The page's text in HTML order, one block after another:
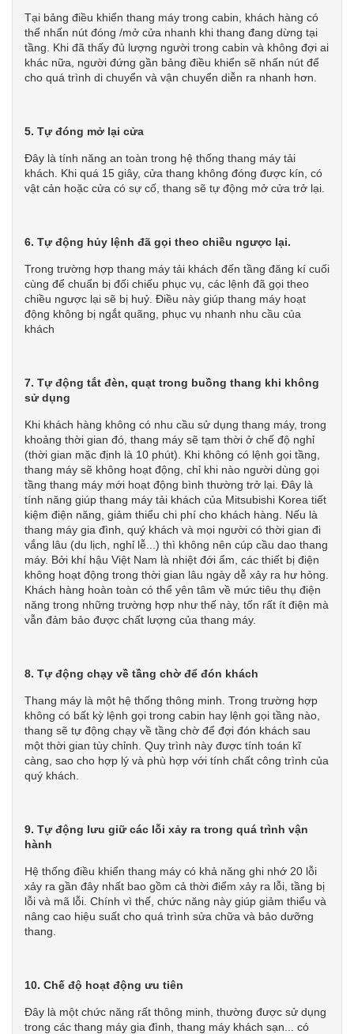
Tại bảng điều khiển thang máy trong cabin, khách hàng có
thể nhấn nút đóng /mở cửa nhanh khi thang đang dừng tại
tầng. Khi đã thấy đủ lượng người trong cabin và không đợi ai
khác nữa, người đứng gần bảng điều khiển sẽ nhấn nút để
cho quá trình di chuyển và vận chuyển diễn ra nhanh hơn.
5. Tự đóng mở lại cửa
Đây là tính năng an toàn trong hệ thống thang máy tải
khách. Khi quá 15 giây, cửa thang không đóng được kín, có
vật cản hoặc cửa có sự cố, thang sẽ tự động mở cửa trở lại.
6. Tự động hủy lệnh đã gọi theo chiều ngược lại.
Trong trường hợp thang máy tải khách đến tầng đăng kí cuối
cùng để chuẩn bị đối chiếu phục vụ, các lệnh đã gọi theo
chiều ngược lại sẽ bị huỷ. Điều này giúp thang máy hoạt
động không bị ngắt quãng, phục vụ nhanh nhu cầu của
khách
7. Tự động tắt đèn, quạt trong buồng thang khi không
sử dụng
Khi khách hàng không có nhu cầu sử dụng thang máy, trong
khoảng thời gian đó, thang máy sẽ tạm thời ở chế độ nghỉ
(thời gian mặc định là 10 phút). Khi không có lệnh gọi tầng,
thang máy sẽ không hoạt động, chỉ khi nào người dùng gọi
tầng thang máy mới hoạt động bình thường trở lại. Đây là
tính năng giúp thang máy tải khách của Mitsubishi Korea tiết
kiệm điện năng, giảm thiểu chi phí cho khách hàng. Nếu là
thang máy gia đình, quý khách và mọi người có thời gian đi
vắng lâu (du lịch, nghỉ lễ...) thì không nên cúp cầu dao thang
máy. Bởi khí hậu Việt Nam là nhiệt đới ẩm, các thiết bị điện
không hoạt động trong thời gian lâu ngày dễ xảy ra hư hỏng.
Khách hàng hoàn toàn có thể yên tâm về mức tiêu thụ điện
năng trong những trường hợp như thế này, tốn rất ít điện mà
vẫn đảm bảo được chất lượng của thang máy.
8. Tự động chạy về tầng chờ để đón khách
Thang máy là một hệ thống thông minh. Trong trường hợp
không có bất kỳ lệnh gọi trong cabin hay lệnh gọi tầng nào,
thang sẽ tự động chạy về tầng chờ để đợi đón khách sau
một thời gian tùy chỉnh. Quy trình này được tính toán kĩ
càng, sao cho hợp lý và phù hợp với tính chất công trình của
quý khách.
9. Tự động lưu giữ các lỗi xảy ra trong quá trình vận
hành
Hệ thống điều khiển thang máy có khả năng ghi nhớ 20 lỗi
xảy ra gần đây nhất bao gồm cả thời điểm xảy ra lỗi, tầng bị
lỗi và mã lỗi. Chính vì thế, chức năng này giúp giảm thiểu và
nâng cao hiệu suất cho quá trình sửa chữa và bảo dưỡng
thang.
10. Chế độ hoạt động ưu tiên
Đây là một chức năng rất thông minh, thường được sử dụng
trong các thang máy gia đình, thang máy khách sạn... có